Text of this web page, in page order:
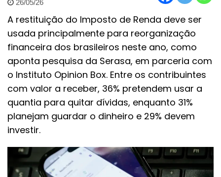
26/05/26
A restituição do Imposto de Renda deve ser
usada principalmente para reorganização
financeira dos brasileiros neste ano, como
aponta pesquisa da Serasa, em parceria com
o Instituto Opinion Box. Entre os contribuintes
com valor a receber, 36% pretendem usar a
quantia para quitar dívidas, enquanto 31%
planejam guardar o dinheiro e 29% devem
investir.